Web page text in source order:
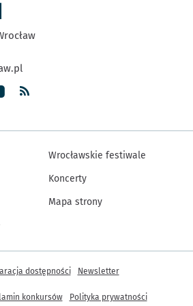
Wrocławskie festiwale
Koncerty
Mapa strony
dostępności Newsletter
konkursów Polityka prywatności